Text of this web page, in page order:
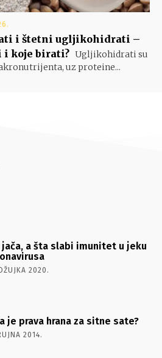
i štetni ugljikohidrati –
koje birati? Ugljikohidrati su
uz proteine...
jača, a šta slabi imunitet u jeku
2020.
je prava hrana za sitne sate?
2014.